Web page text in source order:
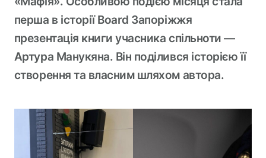
перша в історії Board Запоріжжя
презентація книги учасника спільноти —
Артура Манукяна. Він поділився історією її
створення та власним шляхом автора.